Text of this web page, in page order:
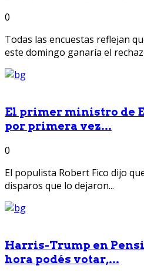
0
Todas las encuestas reflejan
este domingo ganaría el
El primer ministro de
por primera vez...
0
El populista Robert Fico dijo
disparos que lo dejaron...
Harris-Trump en
hora podés votar,...